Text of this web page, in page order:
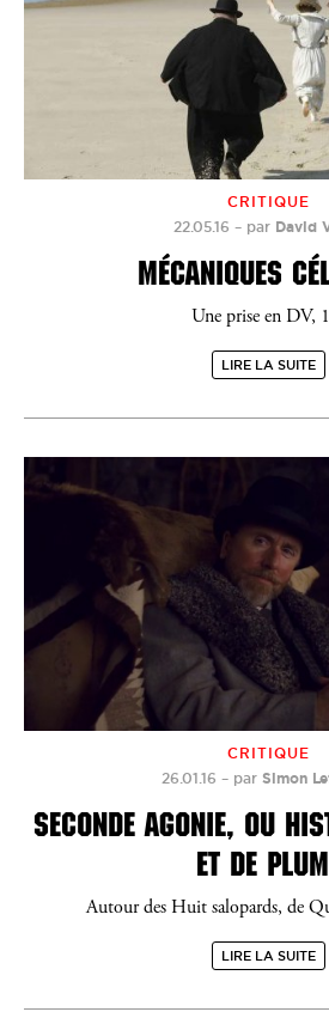
CRITIQUE
22.05.16 – par David
MÉCANIQUES
Une prise en DV,
LIRE LA SUITE
CRITIQUE
26.01.16 – par Simon
SECONDE AGONIE, OU
ET DE
Autour des Huit salopards, de
LIRE LA SUITE